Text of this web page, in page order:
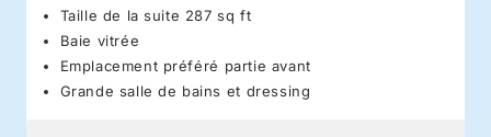
Taille de la suite 287 sq ft
Baie vitrée
Emplacement préféré partie avant
Grande salle de bains et dressing